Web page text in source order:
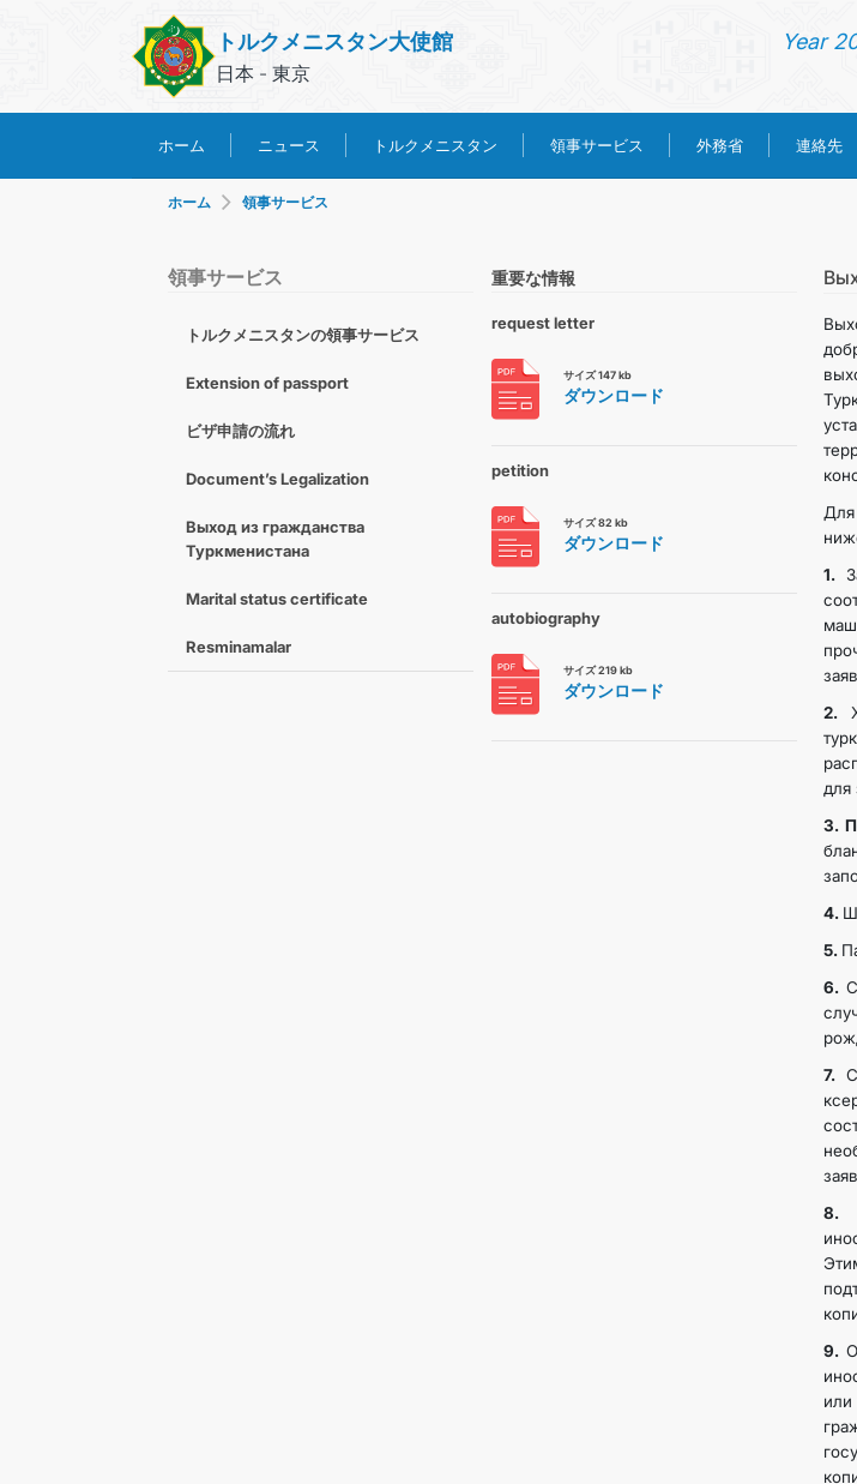
トルクメニスタン大使館
日本 - 東京
Year
ホーム ニュース トルクメニスタン 領事サービス 外務省 連絡先
ニュース
トルクメニスタ
領事サービス
外務省
連絡先
FOLLOW US ON
INVEST TO TURKMENISTAN! PROJECTS
ホーム 領事サービス
領事サービス
トルクメニスタンの領事サービス
Extension of passport
ビザ申請の流れ
Document’s Legalization
Выход из гражданства
Туркменистана
Marital status certificate
Resminamalar
1.
2.
для
3.
4.
5.
6.
7.
8.
9.
или
重要な情報
request letter
サイズ 147 kb
ダウンロード
petition
サイズ 82 kb
ダウンロード
autobiography
サイズ 219 kb
ダウンロード